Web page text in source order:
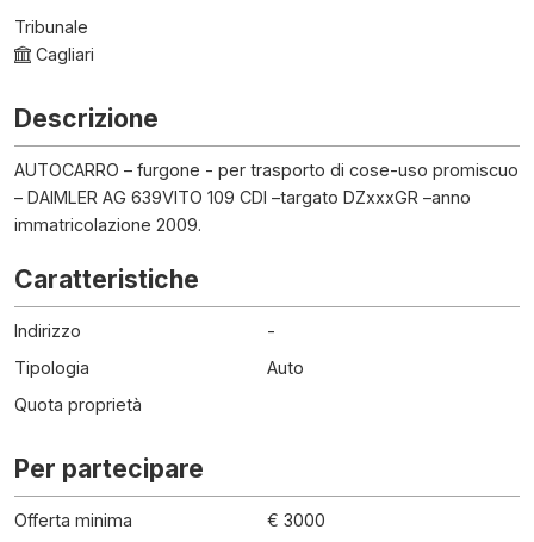
Tribunale
Cagliari
Descrizione
AUTOCARRO – furgone - per trasporto di cose-uso promiscuo
– DAIMLER AG 639VITO 109 CDI –targato DZxxxGR –anno
immatricolazione 2009.
Caratteristiche
Indirizzo
-
Tipologia
Auto
Quota proprietà
Per partecipare
Offerta minima
€ 3000